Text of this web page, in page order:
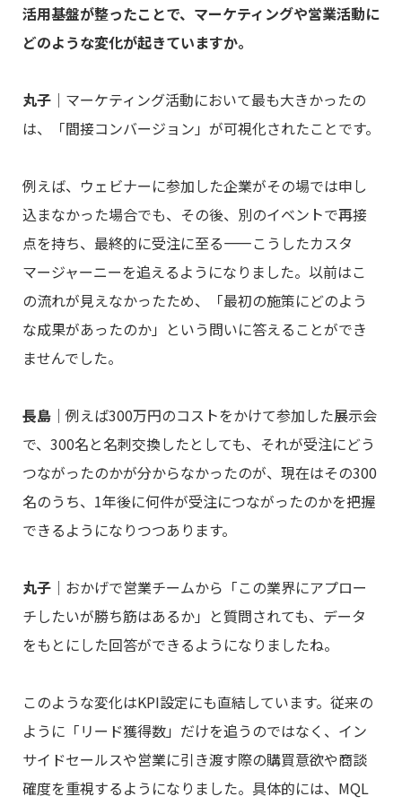
活用基盤が整ったことで、マーケティングや営業活動に
どのような変化が起きていますか。
丸子 ｜マーケティング活動において最も大きかったの
は、「間接コンバージョン」が可視化されたことです。
例えば、ウェビナーに参加した企業がその場では申し
込まなかった場合でも、その後、別のイベントで再接
点を持ち、最終的に受注に至る――こうしたカスタ
マージャーニーを追えるようになりました。以前はこ
の流れが見えなかったため、「最初の施策にどのよう
な成果があったのか」という問いに答えることができ
ませんでした。
長島 ｜例えば300万円のコストをかけて参加した展示会
で、300名と名刺交換したとしても、それが受注にどう
つながったのかが分からなかったのが、現在はその300
名のうち、1年後に何件が受注につながったのかを把握
できるようになりつつあります。
丸子 ｜おかげで営業チームから「この業界にアプロー
チしたいが勝ち筋はあるか」と質問されても、データ
をもとにした回答ができるようになりましたね。
このような変化はKPI設定にも直結しています。従来の
ように「リード獲得数」だけを追うのではなく、イン
サイドセールスや営業に引き渡す際の購買意欲や商談
確度を重視するようになりました。具体的には、MQL